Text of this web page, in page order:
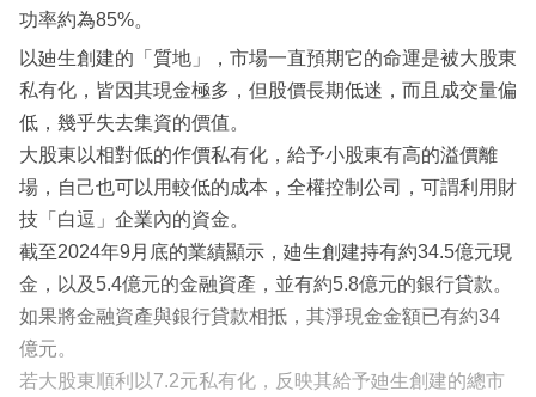
功率約為85%。
以廸生創建的「質地」，市場一直預期它的命運是被大股東
私有化，皆因其現金極多，但股價長期低迷，而且成交量偏
低，幾乎失去集資的價值。
大股東以相對低的作價私有化，給予小股東有高的溢價離
場，自己也可以用較低的成本，全權控制公司，可謂利用財
技「白逗」企業內的資金。
截至2024年9月底的業績顯示，廸生創建持有約34.5億元現
金，以及5.4億元的金融資產，並有約5.8億元的銀行貸款。
如果將金融資產與銀行貸款相抵，其淨現金金額已有約34
億元。
若大股東順利以7.2元私有化，反映其給予廸生創建的總市